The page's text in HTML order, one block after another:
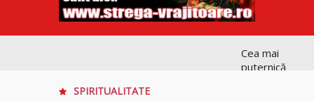
Cea mai
puternică
SPIRITUALITATE